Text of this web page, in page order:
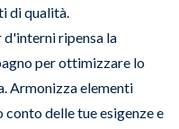
di qualità.
d'interni ripensa la
per ottimizzare lo
Armonizza elementi
delle tue esigenze e